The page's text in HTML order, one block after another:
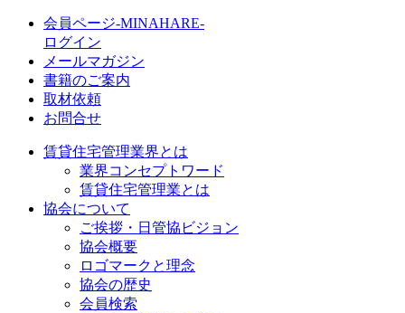
会員ページ-MINAHARE-
ログイン
メールマガジン
書籍のご案内
取材依頼
お問合せ
賃貸住宅管理業界とは
業界コンセプトワード
賃貸住宅管理業とは
協会について
ご挨拶・日管協ビジョン
協会概要
ロゴマークと理念
協会の歴史
会員検索